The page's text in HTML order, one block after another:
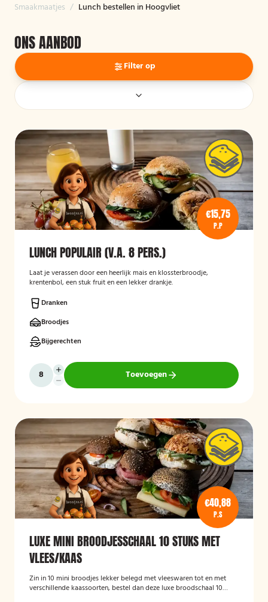
Smaakmaatjes / Lunch bestellen in Hoogvliet
ONS AANBOD
Filter op
€15,75
P.P
LUNCH POPULAIR (V.A. 8 PERS.)
Laat je verassen door een heerlijk mais en klossterbroodje,
krentenbol, een stuk fruit en een lekker drankje.
Dranken
Broodjes
Bijgerechten
Toevoegen
€40,88
P.S
LUXE MINI BROODJESSCHAAL 10 STUKS MET
VLEES/KAAS
Zin in 10 mini broodjes lekker belegd met vleeswaren tot en met
verschillende kaassoorten, bestel dan deze luxe broodschaal 10